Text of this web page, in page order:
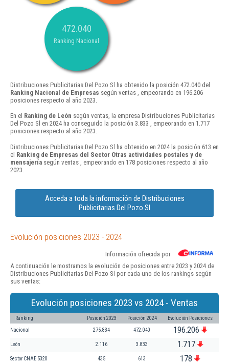
472.040
Ranking Nacional
Distribuciones Publicitarias Del Pozo Sl ha obtenido la posición 472.040 del
Ranking Nacional de Empresas según ventas , empeorando en 196.206
posiciones respecto al año 2023.
En el Ranking de León según ventas, la empresa Distribuciones Publicitarias
Del Pozo Sl en 2024 ha conseguido la posición 3.833 , empeorando en 1.717
posiciones respecto al año 2023.
Distribuciones Publicitarias Del Pozo Sl ha obtenido en 2024 la posición 613 en
el Ranking de Empresas del Sector Otras actividades postales y de
mensajería según ventas , empeorando en 178 posiciones respecto al año
2023.
Acceda a toda la información de Distribuciones
Publicitarias Del Pozo Sl
Evolución posiciones 2023 - 2024
Información ofrecida por
A continuación le mostramos la evolución de posiciones entre 2023 y 2024 de
Distribuciones Publicitarias Del Pozo Sl por cada uno de los rankings según
sus ventas:
Evolución posiciones 2023 vs 2024 - Ventas
Ranking Posición 2023 Posición 2024 Evolución Posiciones
Nacional 275.834 472.040 196.206
León 2.116 3.833 1.717
Sector CNAE 5320 435 613 178